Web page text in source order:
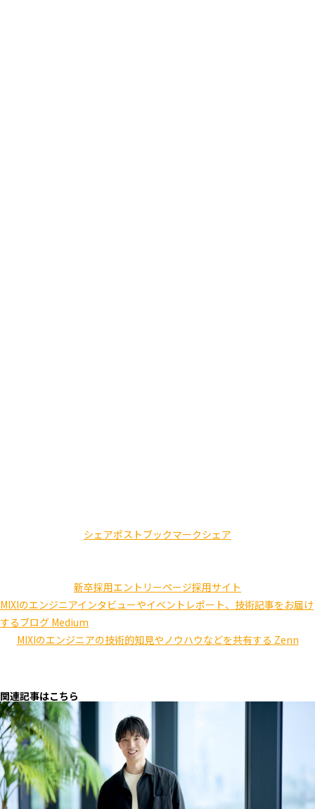
シェアポストブックマークシェア
新卒採用エントリーページ採用サイト
MIXIのエンジニアインタビューやイベントレポート、技術記事をお届け
するブログ Medium
MIXIのエンジニアの技術的知見やノウハウなどを共有する Zenn
関連記事はこちら